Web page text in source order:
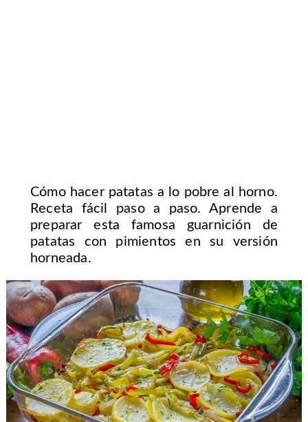
Cómo hacer patatas a lo pobre al horno.
Receta fácil paso a paso. Aprende a
preparar esta famosa guarnición de
patatas con pimientos en su versión
horneada.